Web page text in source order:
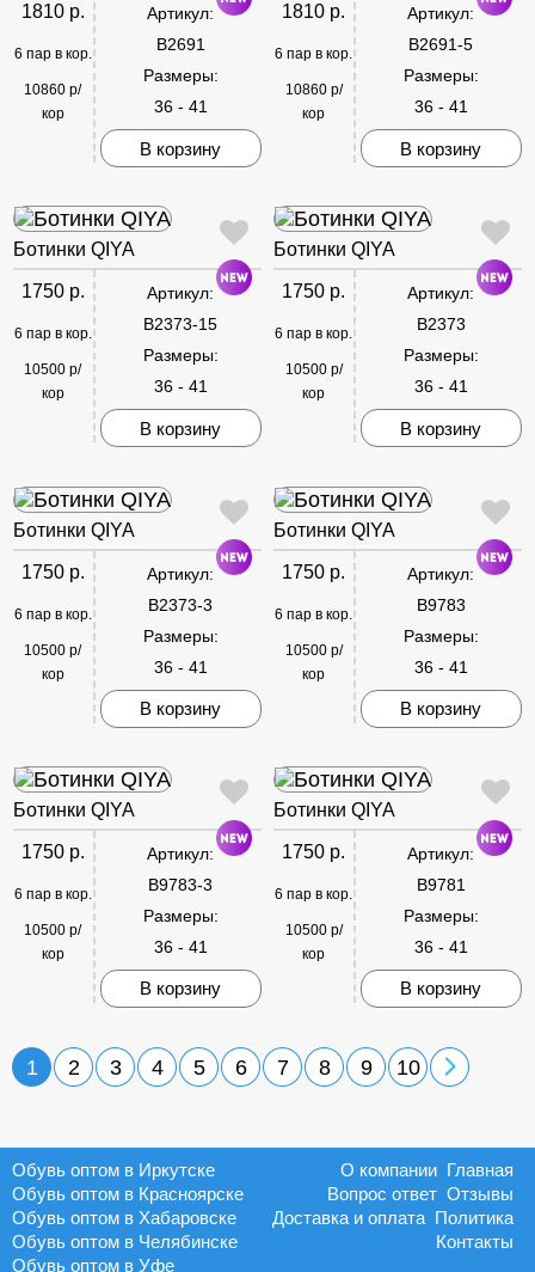
1810 р.
6 пар в кор.
10860 р/
кор
Артикул:
B2691
Размеры:
36 - 41
В корзину
1810 р.
6 пар в кор.
10860 р/
кор
Артикул:
B2691-5
Размеры:
36 - 41
В корзину
Ботинки QIYA
1750 р.
6 пар в кор.
10500 р/
кор
Артикул:
B2373-15
Размеры:
36 - 41
В корзину
Ботинки QIYA
1750 р.
6 пар в кор.
10500 р/
кор
Артикул:
B2373
Размеры:
36 - 41
В корзину
Ботинки QIYA
1750 р.
6 пар в кор.
10500 р/
кор
Артикул:
B2373-3
Размеры:
36 - 41
В корзину
Ботинки QIYA
1750 р.
6 пар в кор.
10500 р/
кор
Артикул:
B9783
Размеры:
36 - 41
В корзину
Ботинки QIYA
1750 р.
6 пар в кор.
10500 р/
кор
Артикул:
B9783-3
Размеры:
36 - 41
В корзину
Ботинки QIYA
1750 р.
6 пар в кор.
10500 р/
кор
Артикул:
B9781
Размеры:
36 - 41
В корзину
1 2 3 4 5 6 7 8 9 10
Обувь оптом в Иркутске
Обувь оптом в Красноярске
Обувь оптом в Хабаровске
Обувь оптом в Челябинске
Обувь оптом в Уфе
Главная
О компании
Отзывы
Вопрос ответ
Политика
Доставка и оплата
Контакты